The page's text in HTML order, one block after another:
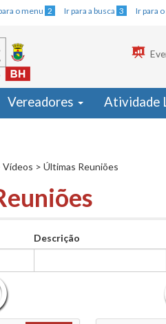
o menu 2 Ir para a busca 3 Ir para
Vereadores Atividade
Vídeos > Últimas Reuniões
Descrição